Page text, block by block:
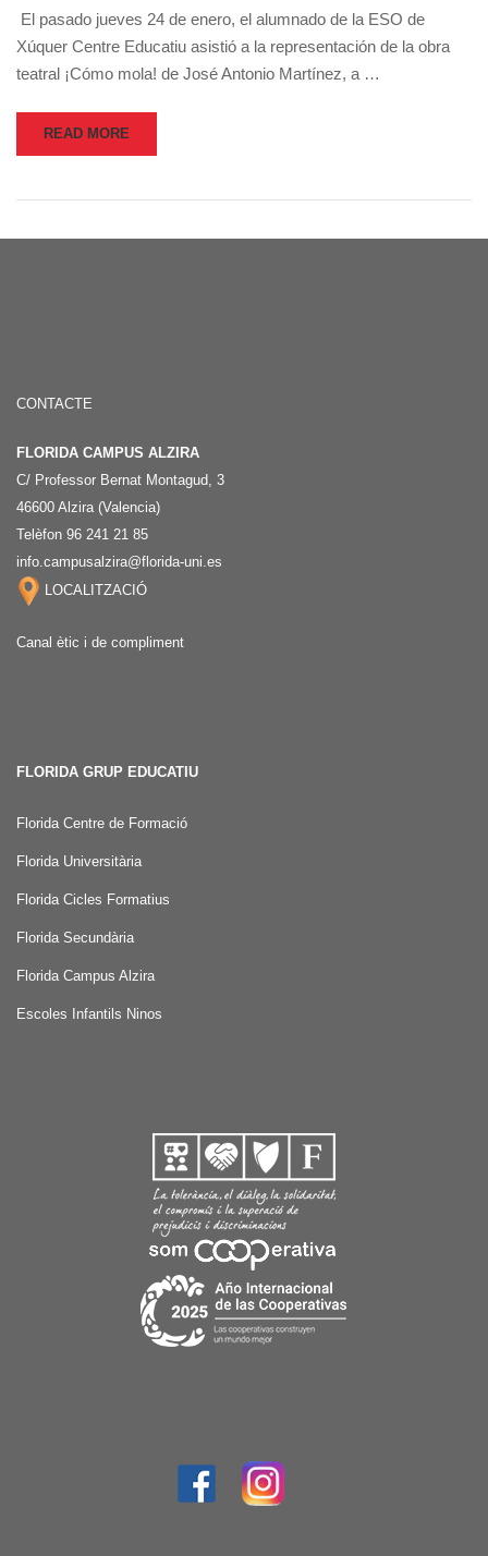
El pasado jueves 24 de enero, el alumnado de la ESO de
Xúquer Centre Educatiu asistió a la representación de la obra
teatral ¡Cómo mola! de José Antonio Martínez, a …
READ MORE
CONTACTE
FLORIDA CAMPUS ALZIRA
C/ Professor Bernat Montagud, 3
46600 Alzira (Valencia)
Telèfon 96 241 21 85
info.campusalzira@florida-uni.es
LOCALITZACIÓ
Canal ètic i de compliment
FLORIDA GRUP EDUCATIU
Florida Centre de Formació
Florida Universitària
Florida Cicles Formatius
Florida Secundària
Florida Campus Alzira
Escoles Infantils Ninos